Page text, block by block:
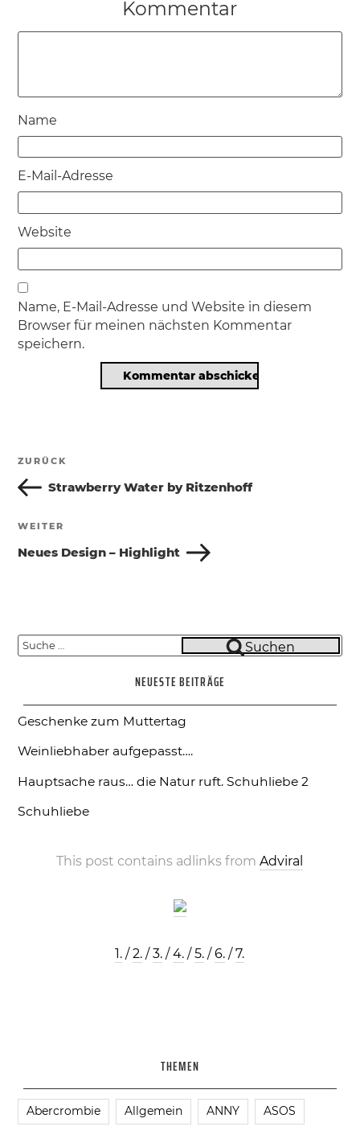
Kommentar
Name
E-Mail-Adresse
Website
Name, E-Mail-Adresse und Website in diesem
Browser für meinen nächsten Kommentar
speichern.
Beitragsnavigation
Vorheriger
Beitrag
ZURÜCK
Strawberry Water by Ritzenhoff
Nächster
Beitrag
WEITER
Neues Design – Highlight
Suche
Suchen
NEUESTE BEITRÄGE
Geschenke zum Muttertag
Weinliebhaber aufgepasst….
Hauptsache raus… die Natur ruft. Schuhliebe 2
Schuhliebe
This post contains adlinks fromAdviral
1. /2. /3. /4. /5. /6. /7.
THEMEN
Abercrombie Allgemein ANNY ASOS